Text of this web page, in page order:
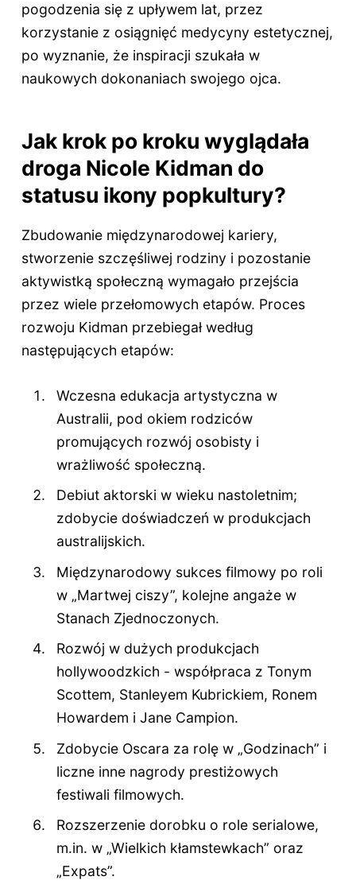
pogodzenia się z upływem lat, przez
korzystanie z osiągnięć medycyny estetycznej,
po wyznanie, że inspiracji szukała w
naukowych dokonaniach swojego ojca.
Jak krok po kroku wyglądała
droga Nicole Kidman do
statusu ikony popkultury?
Zbudowanie międzynarodowej kariery,
stworzenie szczęśliwej rodziny i pozostanie
aktywistką społeczną wymagało przejścia
przez wiele przełomowych etapów. Proces
rozwoju Kidman przebiegał według
następujących etapów:
Wczesna edukacja artystyczna w
Australii, pod okiem rodziców
promujących rozwój osobisty i
wrażliwość społeczną.
Debiut aktorski w wieku nastoletnim;
zdobycie doświadczeń w produkcjach
australijskich.
Międzynarodowy sukces filmowy po roli
w „Martwej ciszy”, kolejne angaże w
Stanach Zjednoczonych.
Rozwój w dużych produkcjach
hollywoodzkich - współpraca z Tonym
Scottem, Stanleyem Kubrickiem, Ronem
Howardem i Jane Campion.
Zdobycie Oscara za rolę w „Godzinach” i
liczne inne nagrody prestiżowych
festiwali filmowych.
Rozszerzenie dorobku o role serialowe,
m.in. w „Wielkich kłamstewkach” oraz
„Expats”.